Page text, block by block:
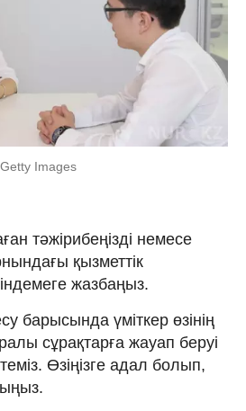
Images
тәжірибеңізді немесе
қызметтік
жазбаңыз.
барысында үміткер өзінің
сұрақтарға жауап беруі
Өзіңізге адал болып,